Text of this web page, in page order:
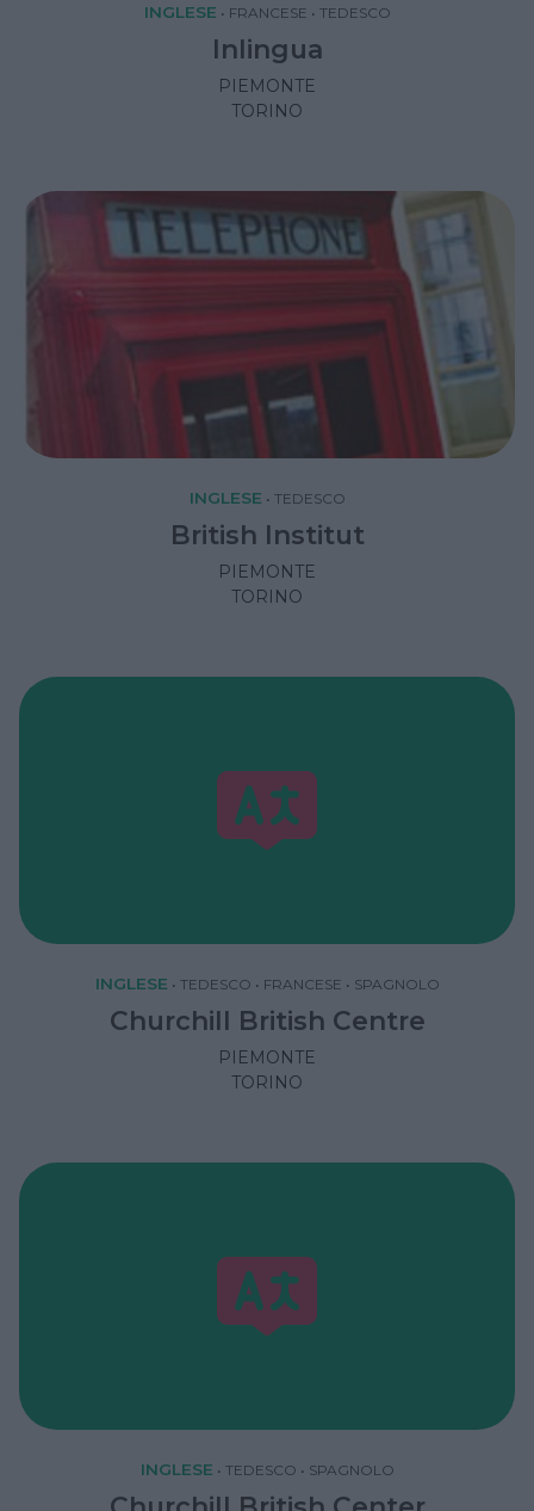
INGLESE • FRANCESE • TEDESCO
Inlingua
PIEMONTE
TORINO
INGLESE • TEDESCO
British Institut
PIEMONTE
TORINO
INGLESE • TEDESCO • FRANCESE • SPAGNOLO
Churchill British Centre
PIEMONTE
TORINO
INGLESE • TEDESCO • SPAGNOLO